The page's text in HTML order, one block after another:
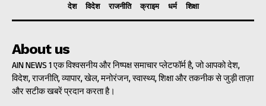
देश विदेश राजनीति क्राइम धर्म शिक्षा
About us
AIN NEWS 1 एक विश्वसनीय और निष्पक्ष समाचार प्लेटफॉर्म है, जो आपको देश,
विदेश, राजनीति, व्यापार, खेल, मनोरंजन, स्वास्थ्य, शिक्षा और तकनीक से जुड़ी ताज़ा
और सटीक खबरें प्रदान करता है।